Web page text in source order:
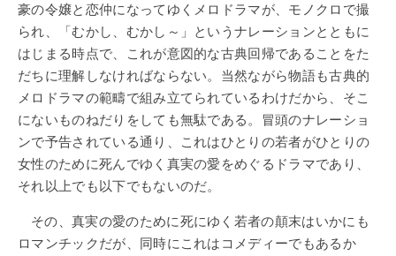
豪の令嬢と恋仲になってゆくメロドラマが、モノクロで撮
られ、「むかし、むかし～」というナレーションとともに
はじまる時点で、これが意図的な古典回帰であることをた
だちに理解しなければならない。当然ながら物語も古典的
メロドラマの範疇で組み立てられているわけだから、そこ
にないものねだりをしても無駄である。冒頭のナレーショ
ンで予告されている通り、これはひとりの若者がひとりの
女性のために死んでゆく真実の愛をめぐるドラマであり、
それ以上でも以下でもないのだ。
その、真実の愛のために死にゆく若者の顛末はいかにも
ロマンチックだが、同時にこれはコメディーでもあるか